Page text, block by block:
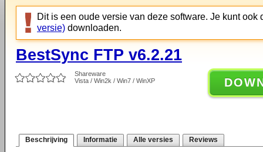
Dit is een oude versie van deze software. Je kunt ook
versie) downloaden.
BestSync FTP v6.2.21
Shareware
Vista / Win2k / Win7 / WinXP
Beschrijving Informatie Alle versies Reviews